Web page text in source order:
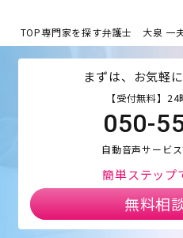
TOP専門家を探す弁護士 大泉 一夫
まずは、お気軽
【受付無料】
050-
自動音声サービ
簡単ステップ
無料相